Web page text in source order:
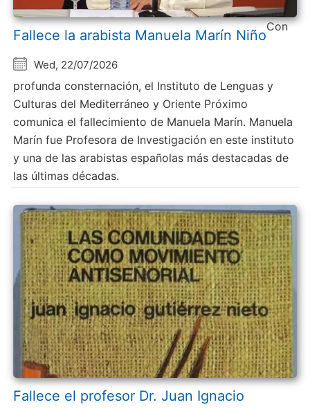
Fallece la arabista Manuela Marín Niño
Wed, 22/07/2026
Con
profunda consternación, el Instituto de Lenguas y
Culturas del Mediterráneo y Oriente Próximo
comunica el fallecimiento de Manuela Marín. Manuela
Marín fue Profesora de Investigación en este instituto
y una de las arabistas españolas más destacadas de
las últimas décadas.
Fallece el profesor Dr. Juan Ignacio